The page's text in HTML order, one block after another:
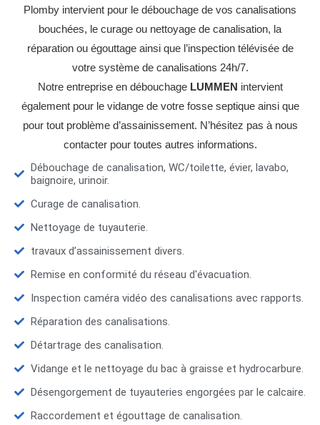
Plomby intervient pour le débouchage de vos canalisations
bouchées, le curage ou nettoyage de canalisation, la
réparation ou égouttage ainsi que l’inspection télévisée de
votre système de canalisations 24h/7.
Notre entreprise en débouchage LUMMEN intervient
également pour le vidange de votre fosse septique ainsi que
pour tout problème d’assainissement. N’hésitez pas à nous
contacter pour toutes autres informations.
Débouchage de canalisation, WC/toilette, évier, lavabo,
baignoire, urinoir.
Curage de canalisation.
Nettoyage de tuyauterie.
travaux d’assainissement divers.
Remise en conformité du réseau d'évacuation.
Inspection caméra vidéo des canalisations avec rapports.
Réparation des canalisations.
Détartrage des canalisation.
Vidange et le nettoyage du bac à graisse et hydrocarbure.
Désengorgement de tuyauteries engorgées par le calcaire.
Raccordement et égouttage de canalisation.